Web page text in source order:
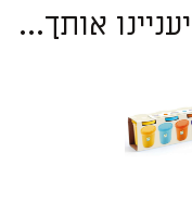
אותך...